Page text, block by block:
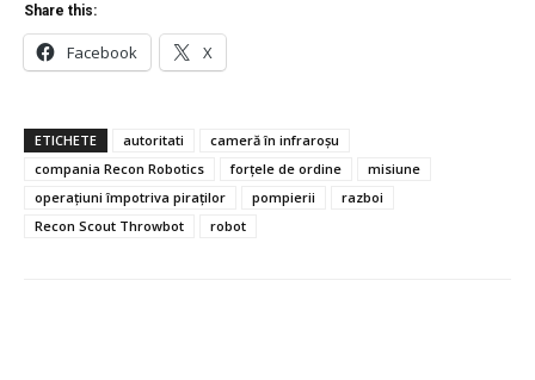
Share this:
Facebook X
ETICHETE autoritati
cameră în infraroșu
compania Recon Robotics
forțele de ordine
misiune
operațiuni împotriva piraților
pompierii
razboi
Recon Scout Throwbot
robot